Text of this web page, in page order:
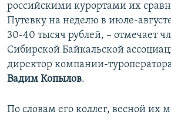
российскими курортами их
Путевку на неделю в июле-
30-40 тысяч рублей, – отмечает
Сибирской Байкальской
директор компании-
Вадим Копылов.
По словам его коллег, весной их